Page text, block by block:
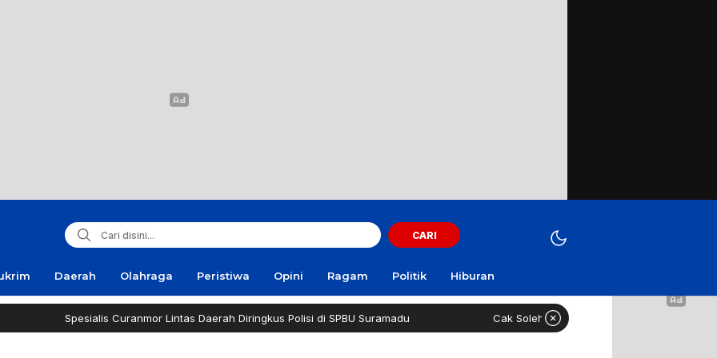
CARI
Daerah Olahraga Peristiwa Opini Ragam Politik Hiburan
Spesialis Curanmor Lintas Daerah Diringkus Polisi di SPBU Suramadu Cak Soleh ‘No Viral No Justice’ Meninggal Dunia